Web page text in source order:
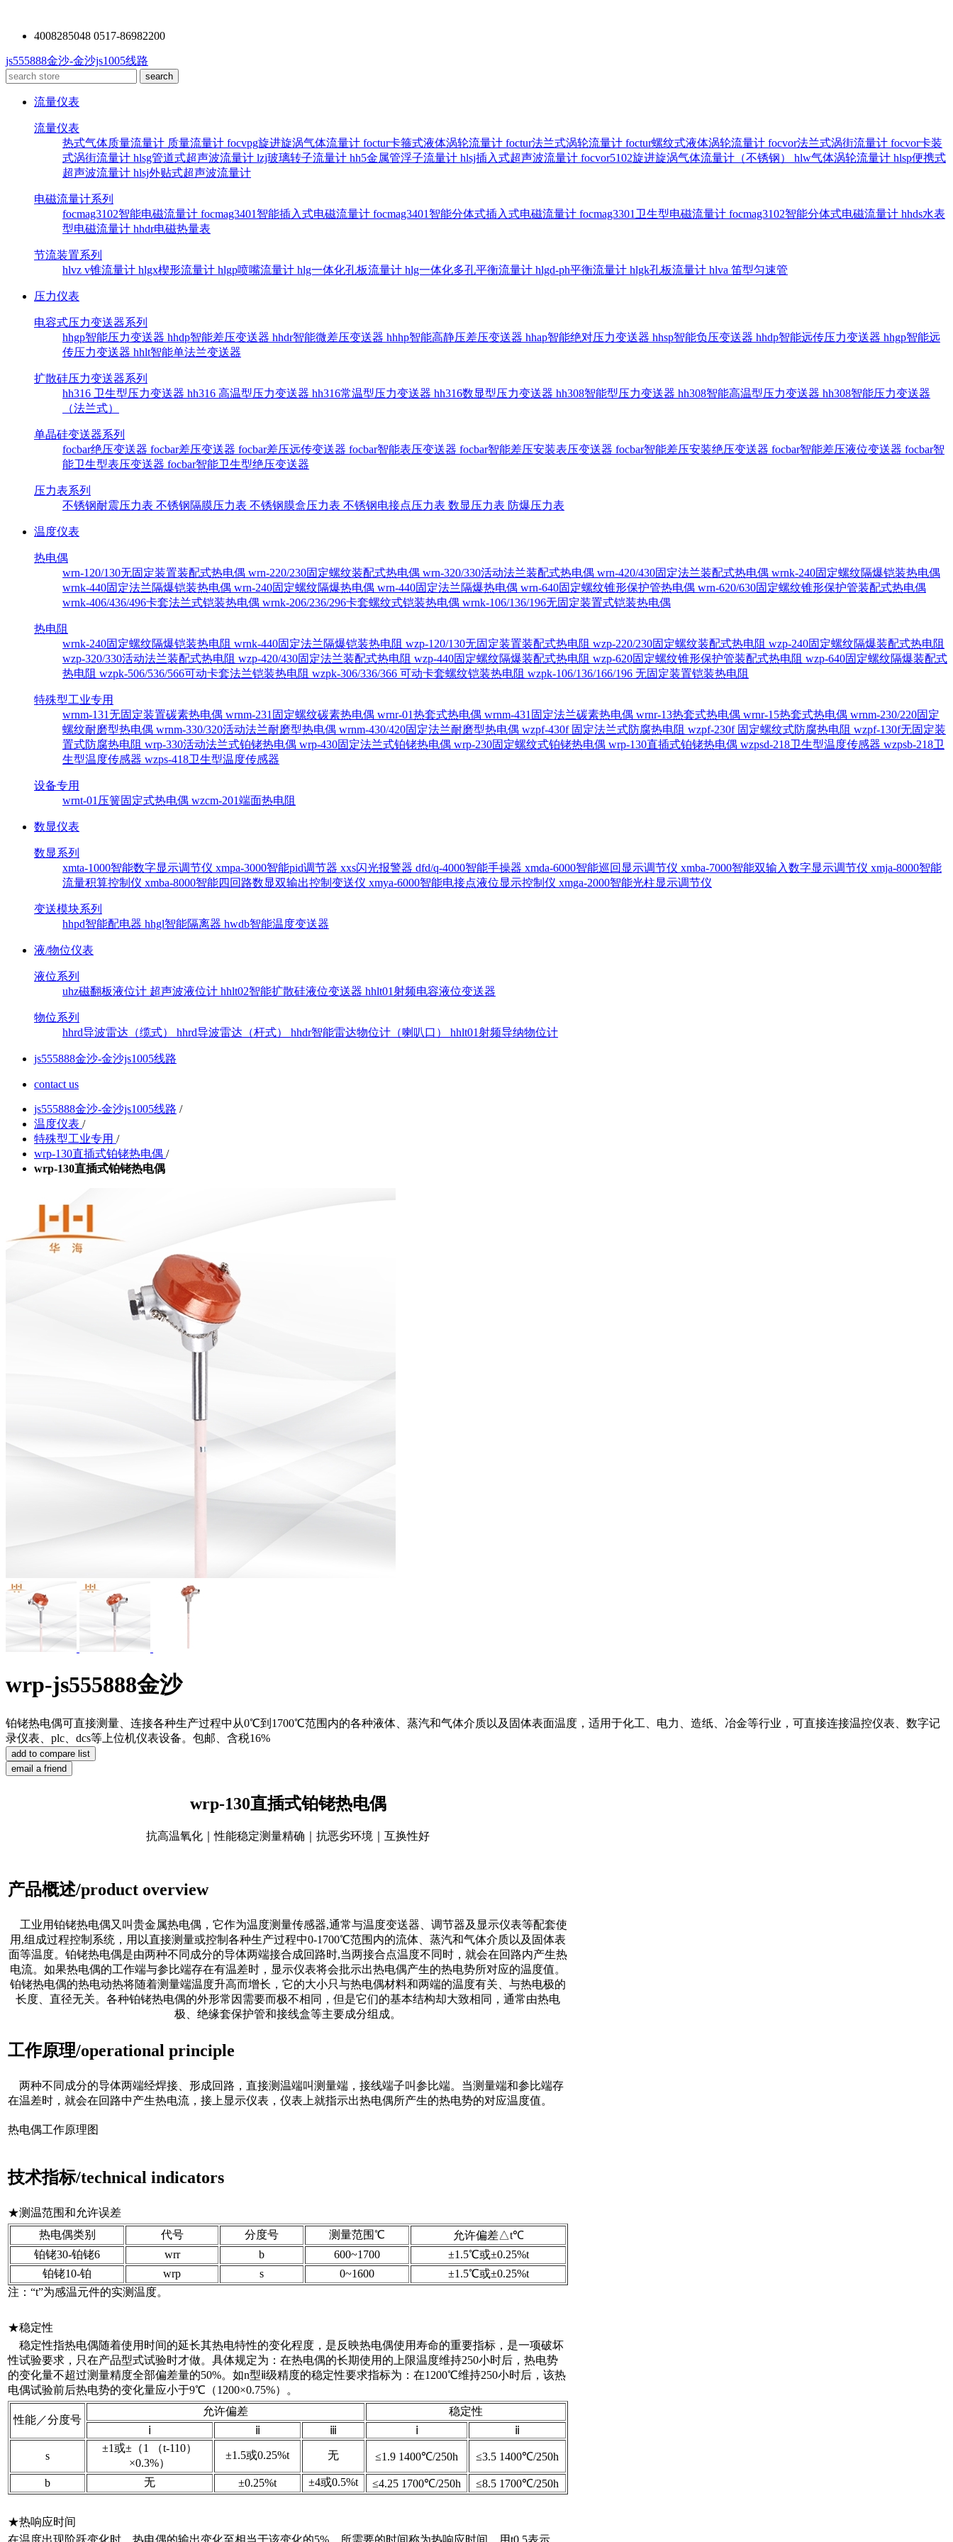
4008285048 0517-86982200
js555888金沙-金沙js1005线路
流量仪表
流量仪表
热式气体质量流量计 质量流量计 focvpg旋进旋涡气体流量计 foctur卡箍式液体涡轮流量计 foctur法兰式涡轮流量计 foctur螺纹式液体涡轮流量计 focvor法兰式涡街流量计 focvor卡装
式涡街流量计 hlsg管道式超声波流量计 lzj玻璃转子流量计 hh5金属管浮子流量计 hlsj插入式超声波流量计 focvor5102旋进旋涡气体流量计（不锈钢） hlw气体涡轮流量计 hlsp便携式
超声波流量计 hlsj外贴式超声波流量计
电磁流量计系列
focmag3102智能电磁流量计 focmag3401智能插入式电磁流量计 focmag3401智能分体式插入式电磁流量计 focmag3301卫生型电磁流量计 focmag3102智能分体式电磁流量计 hhds水表
型电磁流量计 hhdr电磁热量表
节流装置系列
hlvz v锥流量计 hlgx楔形流量计 hlgp喷嘴流量计 hlg一体化孔板流量计 hlg一体化多孔平衡流量计 hlgd-ph平衡流量计 hlgk孔板流量计 hlva 笛型匀速管
压力仪表
电容式压力变送器系列
hhgp智能压力变送器 hhdp智能差压变送器 hhdr智能微差压变送器 hhhp智能高静压差压变送器 hhap智能绝对压力变送器 hhsp智能负压变送器 hhdp智能远传压力变送器 hhgp智能远
传压力变送器 hhlt智能单法兰变送器
扩散硅压力变送器系列
hh316 卫生型压力变送器 hh316 高温型压力变送器 hh316常温型压力变送器 hh316数显型压力变送器 hh308智能型压力变送器 hh308智能高温型压力变送器 hh308智能压力变送器
（法兰式）
单晶硅变送器系列
focbar绝压变送器 focbar差压变送器 focbar差压远传变送器 focbar智能表压变送器 focbar智能差压安装表压变送器 focbar智能差压安装绝压变送器 focbar智能差压液位变送器 focbar智
能卫生型表压变送器 focbar智能卫生型绝压变送器
压力表系列
不锈钢耐震压力表 不锈钢隔膜压力表 不锈钢膜盒压力表 不锈钢电接点压力表 数显压力表 防爆压力表
温度仪表
热电偶
wrn-120/130无固定装置装配式热电偶 wrn-220/230固定螺纹装配式热电偶 wrn-320/330活动法兰装配式热电偶 wrn-420/430固定法兰装配式热电偶 wrnk-240固定螺纹隔爆铠装热电偶
wrnk-440固定法兰隔爆铠装热电偶 wrn-240固定螺纹隔爆热电偶 wrn-440固定法兰隔爆热电偶 wrn-640固定螺纹锥形保护管热电偶 wrn-620/630固定螺纹锥形保护管装配式热电偶
wrnk-406/436/496卡套法兰式铠装热电偶 wrnk-206/236/296卡套螺纹式铠装热电偶 wrnk-106/136/196无固定装置式铠装热电偶
热电阻
wrnk-240固定螺纹隔爆铠装热电阻 wrnk-440固定法兰隔爆铠装热电阻 wzp-120/130无固定装置装配式热电阻 wzp-220/230固定螺纹装配式热电阻 wzp-240固定螺纹隔爆装配式热电阻
wzp-320/330活动法兰装配式热电阻 wzp-420/430固定法兰装配式热电阻 wzp-440固定螺纹隔爆装配式热电阻 wzp-620固定螺纹锥形保护管装配式热电阻 wzp-640固定螺纹隔爆装配式
热电阻 wzpk-506/536/566可动卡套法兰铠装热电阻 wzpk-306/336/366 可动卡套螺纹铠装热电阻 wzpk-106/136/166/196 无固定装置铠装热电阻
特殊型工业专用
wrnm-131无固定装置碳素热电偶 wrnm-231固定螺纹碳素热电偶 wrnr-01热套式热电偶 wrnm-431固定法兰碳素热电偶 wrnr-13热套式热电偶 wrnr-15热套式热电偶 wrnm-230/220固定
螺纹耐磨型热电偶 wrnm-330/320活动法兰耐磨型热电偶 wrnm-430/420固定法兰耐磨型热电偶 wzpf-430f 固定法兰式防腐热电阻 wzpf-230f 固定螺纹式防腐热电阻 wzpf-130f无固定装
置式防腐热电阻 wrp-330活动法兰式铂铑热电偶 wrp-430固定法兰式铂铑热电偶 wrp-230固定螺纹式铂铑热电偶 wrp-130直插式铂铑热电偶 wzpsd-218卫生型温度传感器 wzpsb-218卫
生型温度传感器 wzps-418卫生型温度传感器
设备专用
wrnt-01压簧固定式热电偶 wzcm-201端面热电阻
数显仪表
数显系列
xmta-1000智能数字显示调节仪 xmpa-3000智能pid调节器 xxs闪光报警器 dfd/q-4000智能手操器 xmda-6000智能巡回显示调节仪 xmba-7000智能双输入数字显示调节仪 xmja-8000智能
流量积算控制仪 xmba-8000智能四回路数显双输出控制变送仪 xmya-6000智能电接点液位显示控制仪 xmga-2000智能光柱显示调节仪
变送模块系列
hhpd智能配电器 hhgl智能隔离器 hwdb智能温度变送器
液/物位仪表
液位系列
uhz磁翻板液位计 超声波液位计 hhlt02智能扩散硅液位变送器 hhlt01射频电容液位变送器
物位系列
hhrd导波雷达（缆式） hhrd导波雷达（杆式） hhdr智能雷达物位计（喇叭口） hhlt01射频导纳物位计
js555888金沙-金沙js1005线路
contact us
js555888金沙-金沙js1005线路 /
温度仪表 /
特殊型工业专用 /
wrp-130直插式铂铑热电偶 /
wrp-130直插式铂铑热电偶
wrp-js555888金沙
铂铑热电偶可直接测量、连接各种生产过程中从0℃到1700℃范围内的各种液体、蒸汽和气体介质以及固体表面温度，适用于化工、电力、造纸、冶金等行业，可直接连接温控仪表、数字记
录仪表、plc、dcs等上位机仪表设备。包邮、含税16%
wrp-130直插式铂铑热电偶
抗高温氧化｜性能稳定测量精确｜抗恶劣环境｜互换性好
产品概述/product overview
工业用铂铑热电偶又叫贵金属热电偶，它作为温度测量传感器,通常与温度变送器、调节器及显示仪表等配套使
用,组成过程控制系统，用以直接测量或控制各种生产过程中0-1700℃范围内的流体、蒸汽和气体介质以及固体表
面等温度。铂铑热电偶是由两种不同成分的导体两端接合成回路时,当两接合点温度不同时，就会在回路内产生热
电流。如果热电偶的工作端与参比端存在有温差时，显示仪表将会批示出热电偶产生的热电势所对应的温度值。
铂铑热电偶的热电动热将随着测量端温度升高而增长，它的大小只与热电偶材料和两端的温度有关、与热电极的
长度、直径无关。各种铂铑热电偶的外形常因需要而极不相同，但是它们的基本结构却大致相同，通常由热电
极、绝缘套保护管和接线盒等主要成分组成。
工作原理/operational principle
两种不同成分的导体两端经焊接、形成回路，直接测温端叫测量端，接线端子叫参比端。当测量端和参比端存
在温差时，就会在回路中产生热电流，接上显示仪表，仪表上就指示出热电偶所产生的热电势的对应温度值。
热电偶工作原理图
技术指标/technical indicators
★测温范围和允许误差
热电偶类别
代号 分度号 测量范围℃
允许偏差△t℃
铂铑30-铂铑6
wrr b 600~1700
±1.5℃或±0.25%t
铂铑10-铂
wrp s 0~1600
±1.5℃或±0.25%t
注：“t”为感温元件的实测温度。
★稳定性
稳定性指热电偶随着使用时间的延长其热电特性的变化程度，是反映热电偶使用寿命的重要指标，是一项破坏
性试验要求，只在产品型式试验时才做。具体规定为：在热电偶的长期使用的上限温度维持250小时后，热电势
的变化量不超过测量精度全部偏差量的50%。如n型ⅱ级精度的稳定性要求指标为：在1200℃维持250小时后，该热
电偶试验前后热电势的变化量应小于9℃（1200×0.75%）。
性能／分度号
允许偏差
稳定性
ⅰ
ⅱ ⅲ ⅰ ⅱ
s
±1或±（1 （t-110）
×0.3%）
±1.5或0.25%t 无 ≤1.9 1400℃/250h ≤3.5 1400℃/250h
b 无 ±0.25%t ±4或0.5%t ≤4.25 1700℃/250h ≤8.5 1700℃/250h
★热响应时间
在温度出现阶跃变化时，热电偶的输出变化至相当于该变化的5%，所需要的时间称为热响应时间，用t0.5表示。